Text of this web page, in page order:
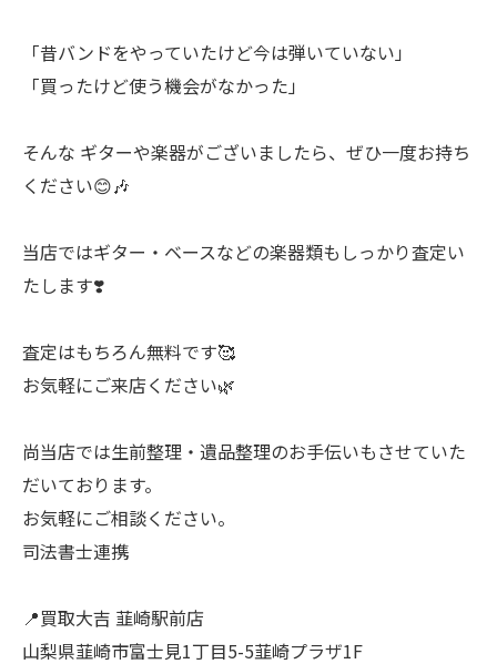
「昔バンドをやっていたけど今は弾いていない」
「買ったけど使う機会がなかった」
そんな ギターや楽器がございましたら、ぜひ一度お持ち
ください😊🎶
当店ではギター・ベースなどの楽器類もしっかり査定い
たします❣️
査定はもちろん無料です🥰
お気軽にご来店ください🌿
尚当店では生前整理・遺品整理のお手伝いもさせていた
だいております。
お気軽にご相談ください。
司法書士連携
📍買取大吉 韮崎駅前店
山梨県韮崎市富士見1丁目5-5韮崎プラザ1F